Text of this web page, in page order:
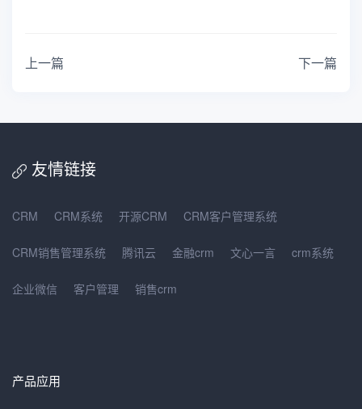
上一篇 下一篇
友情链接
CRM CRM系统 开源CRM CRM客户管理系统
CRM销售管理系统 腾讯云 金融crm 文心一言 crm系统
企业微信 客户管理 销售crm
产品应用